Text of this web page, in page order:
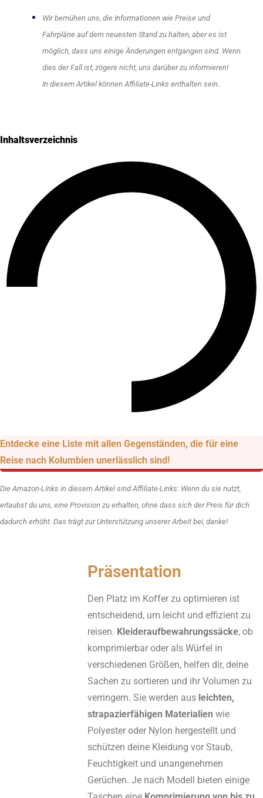
Wir bemühen uns, die Informationen wie Preise und
Fahrpläne auf dem neuesten Stand zu halten, aber es ist
möglich, dass uns einige Änderungen entgangen sind. Wenn
dies der Fall ist, zögere nicht, uns darüber zu informieren!
In diesem Artikel können Affiliate-Links enthalten sein.
Inhaltsverzeichnis
Entdecke eine Liste mit allen Gegenständen, die für eine
Reise nach Kolumbien unerlässlich sind!
Die Amazon-Links in diesem Artikel sind Affiliate-Links: Wenn du sie nutzt,
erlaubst du uns, eine Provision zu erhalten, ohne dass sich der Preis für dich
dadurch erhöht. Das trägt zur Unterstützung unserer Arbeit bei, danke!
Präsentation
Den Platz im Koffer zu optimieren ist
entscheidend, um leicht und effizient zu
reisen. Kleideraufbewahrungssäcke, ob
komprimierbar oder als Würfel in
verschiedenen Größen, helfen dir, deine
Sachen zu sortieren und ihr Volumen zu
verringern. Sie werden aus leichten,
strapazierfähigen Materialien wie
Polyester oder Nylon hergestellt und
schützen deine Kleidung vor Staub,
Feuchtigkeit und unangenehmen
Gerüchen. Je nach Modell bieten einige